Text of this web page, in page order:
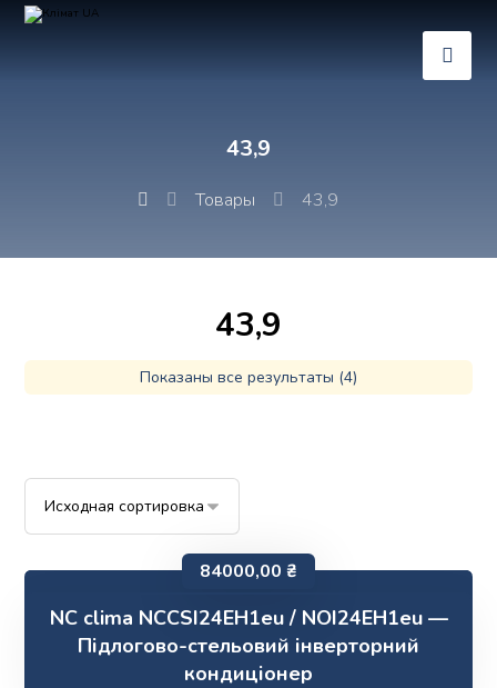
43,9
Товары 43,9
43,9
Показаны все результаты (4)
NC clima NCCSI24EH1eu / NOI24EH1eu —
Підлогово-стельовий інверторний
кондиціонер
84000,00 ₴